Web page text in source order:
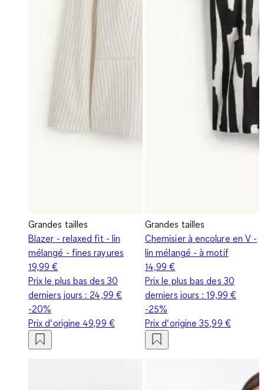
Grandes tailles
Blazer - relaxed fit - lin
mélangé - fines rayures
19,99 €
Prix le plus bas des 30
derniers jours : 24,99 €
-20%
Prix d‘origine 49,99 €
Grandes tailles
Chemisier à encolure en V -
lin mélangé - à motif
14,99 €
Prix le plus bas des 30
derniers jours :19,99 €
-25%
Prix d‘origine35,99 €